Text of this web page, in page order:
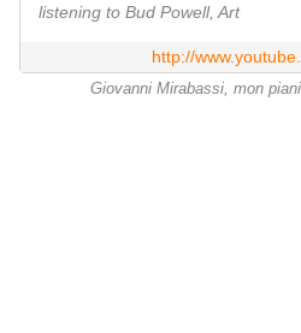
listening to Bud Powell, Art
http://
Giovanni Mirabassi, mon